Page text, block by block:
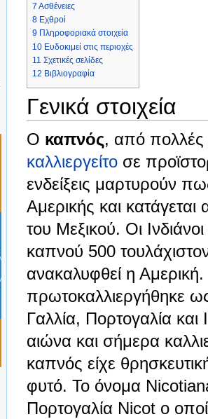
7 Ασθένειες
8 Εχθροί
9 Πληροφοριακά στοιχεία
10 Ευδοκιμεί στις περιοχές
11 Σχετικές σελίδες
12 Βιβλιογραφία
Γενικά στοιχεία
Ο καπνός, από πολλές
καλλιεργείτο σε
ενδείξεις μαρτυρούν
Αμερικής και κατάγεται
του Μεξικού. Οι
καπνού 500
ανακαλυφθεί η
πρωτοκαλλιεργήθηκε
Γαλλία, Πορτογαλία
αιώνα και σήμερα
καπνός είχε
φυτό. Το όνομα
Πορτογαλία Nicot ο